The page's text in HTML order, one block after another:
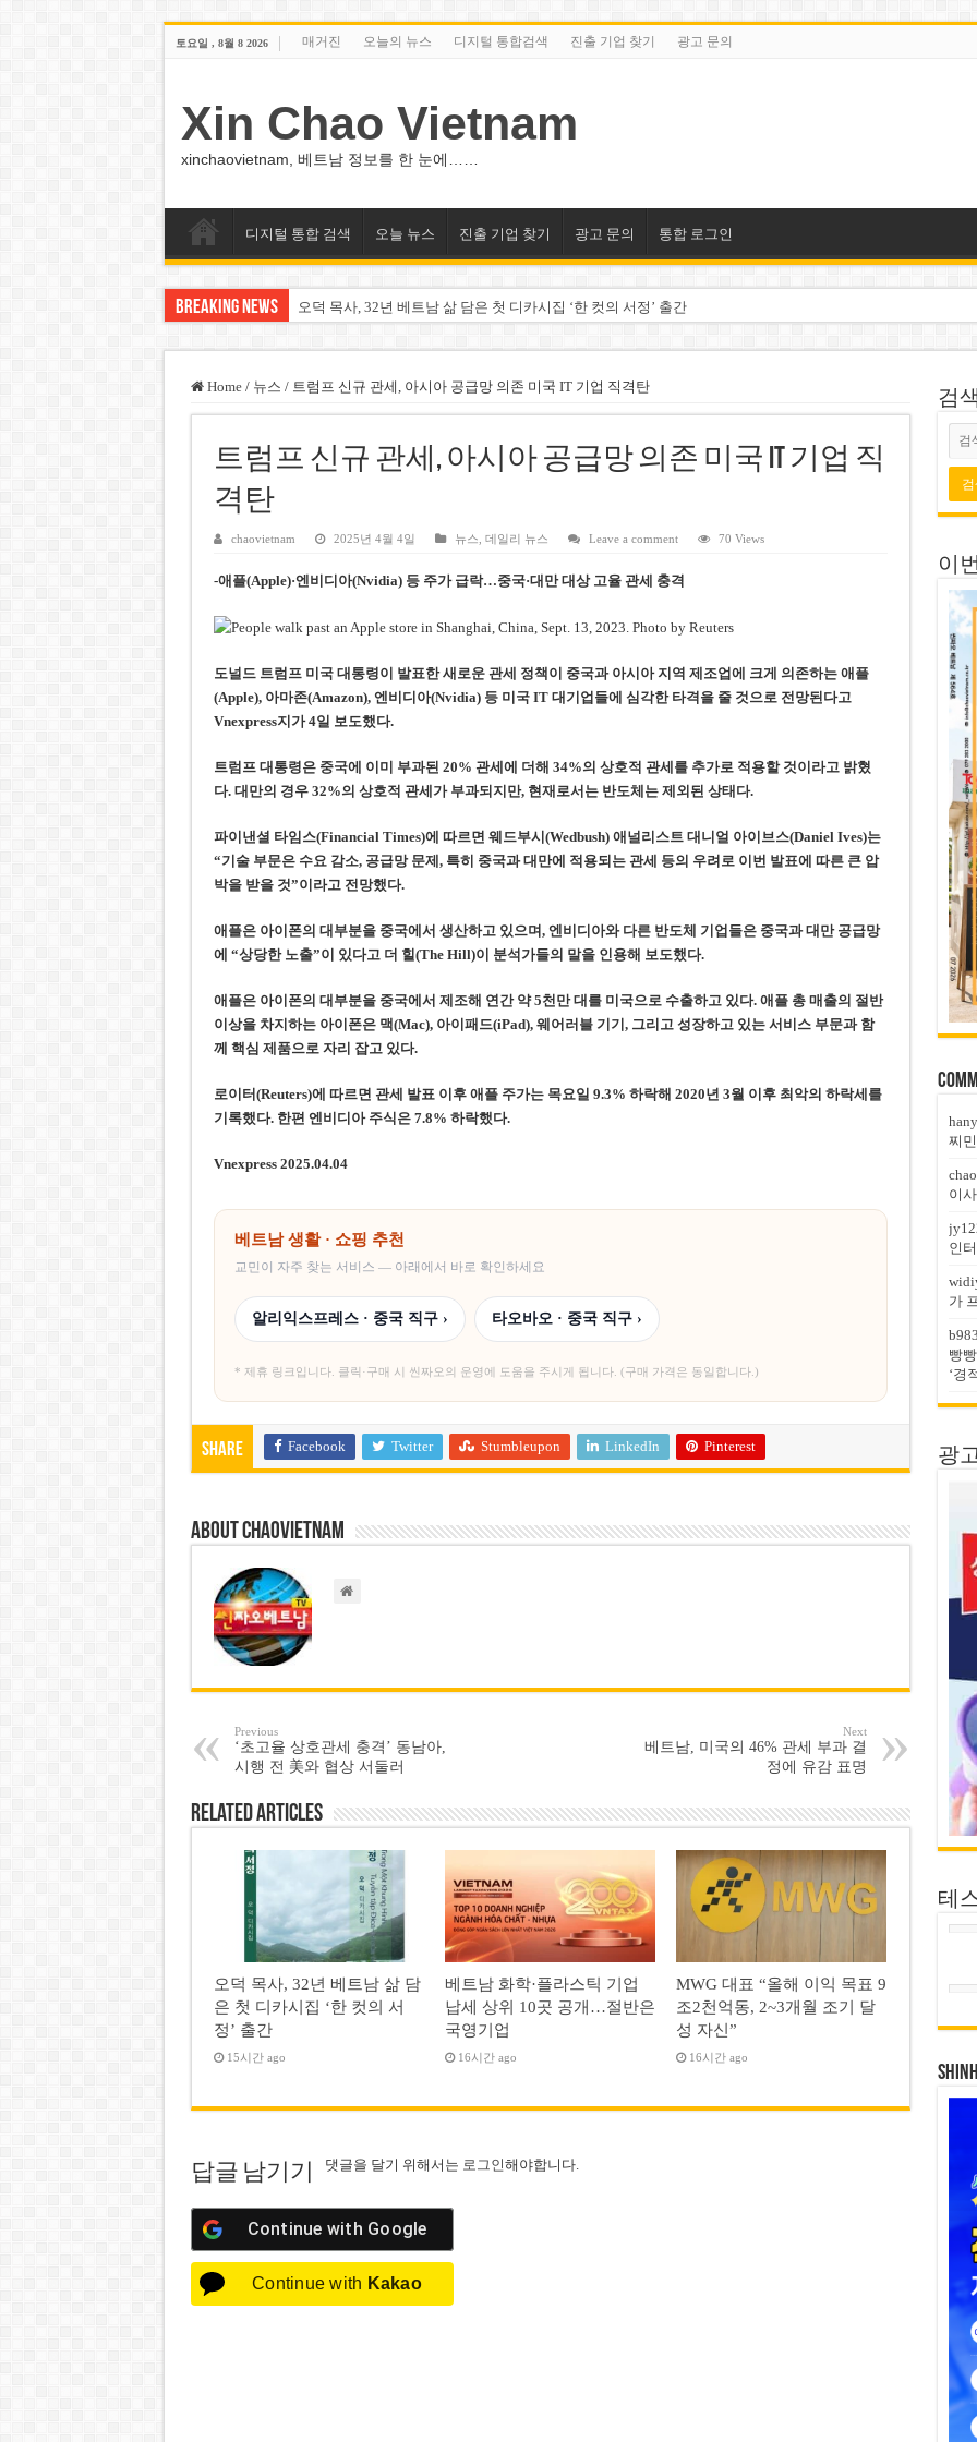
토요일 , 8월 8 2026 매거진 오늘의 뉴스 디지털 통합검색 진출 기업 찾기 광고 문의
Xin Chao Vietnam
xinchaovietnam, 베트남 정보를 한 눈에……
디지털 통합 검색 오늘 뉴스 진출 기업 찾기 광고 문의 통합 로그인
Breaking News 오덕 목사, 32년 베트남 삶 담은 첫 디카시집 ‘한 컷의 서정’ 출간
MWG 대표 “올해 이익 목표 9조2천억동, 2~3개월 조기 달성 자신”
FIFA 인판티노 회장, 유럽 축구계·북미 정치권 불신임 압박 직면
미화원 쪽방 휴게실 논란…허리도 못 펴는 열악한 환경
우크라이나 전황 1,623일: 키이우, 탄도미사일 요격 실패…드론, 모스크바 집중 공격
조세심판원, 배우 유연석 30억 세금 불복 청구 기각
Home / 뉴스 / 트럼프 신규 관세, 아시아 공급망 의존 미국 IT 기업 직격탄
트럼프 신규 관세, 아시아 공급망 의존 미국 IT 기업 직
격탄
chaovietnam 2025년 4월 4일 뉴스 데일리 뉴스 Leave a comment 70 Views
-애플(Apple)·엔비디아(Nvidia) 등 주가 급락…중국·대만 대상 고율 관세 충격
도널드 트럼프 미국 대통령이 발표한 새로운 관세 정책이 중국과 아시아 지역 제조업에 크게 의존하는 애플
(Apple), 아마존(Amazon), 엔비디아(Nvidia) 등 미국 IT 대기업들에 심각한 타격을 줄 것으로 전망된다고
Vnexpress지가 4일 보도했다.
트럼프 대통령은 중국에 이미 부과된 20% 관세에 더해 34%의 상호적 관세를 추가로 적용할 것이라고 밝혔
다. 대만의 경우 32%의 상호적 관세가 부과되지만, 현재로서는 반도체는 제외된 상태다.
파이낸셜 타임스(Financial Times)에 따르면 웨드부시(Wedbush) 애널리스트 대니얼 아이브스(Daniel Ives)는
“기술 부문은 수요 감소, 공급망 문제, 특히 중국과 대만에 적용되는 관세 등의 우려로 이번 발표에 따른 큰 압
박을 받을 것”이라고 전망했다.
애플은 아이폰의 대부분을 중국에서 생산하고 있으며, 엔비디아와 다른 반도체 기업들은 중국과 대만 공급망
에 “상당한 노출”이 있다고 더 힐(The Hill)이 분석가들의 말을 인용해 보도했다.
애플은 아이폰의 대부분을 중국에서 제조해 연간 약 5천만 대를 미국으로 수출하고 있다. 애플 총 매출의 절반
이상을 차지하는 아이폰은 맥(Mac), 아이패드(iPad), 웨어러블 기기, 그리고 성장하고 있는 서비스 부문과 함
께 핵심 제품으로 자리 잡고 있다.
로이터(Reuters)에 따르면 관세 발표 이후 애플 주가는 목요일 9.3% 하락해 2020년 3월 이후 최악의 하락세를
기록했다. 한편 엔비디아 주식은 7.8% 하락했다.
Vnexpress 2025.04.04
베트남 생활 · 쇼핑 추천
교민이 자주 찾는 서비스 — 아래에서 바로 확인하세요
알리익스프레스 · 중국 직구 › 타오바오 · 중국 직구 ›
* 제휴 링크입니다. 클릭·구매 시 씬짜오의 운영에 도움을 주시게 됩니다. (구매 가격은 동일합니다.)
Share Facebook Twitter Stumbleupon LinkedIn Pinterest
About chaovietnam
Previous
‘초고율 상호관세 충격’ 동남아,
시행 전 美와 협상 서둘러
Next
베트남, 미국의 46% 관세 부과 결
정에 유감 표명
Related Articles
오덕 목사, 32년 베트남 삶 담
은 첫 디카시집 ‘한 컷의 서
정’ 출간
15시간 ago
베트남 화학·플라스틱 기업
납세 상위 10곳 공개…절반은
국영기업
16시간 ago
MWG 대표 “올해 이익 목표 9
조2천억동, 2~3개월 조기 달
성 자신”
16시간 ago
답글 남기기 댓글을 달기 위해서는 로그인해야합니다.
Continue with Google
Continue with Kakao
검
이
찌
이
인
가
빵
‘경
광
테